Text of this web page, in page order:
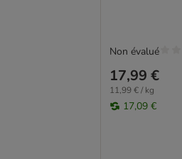
17,99 €
11,99 € / kg
17,09 €
Non évalué